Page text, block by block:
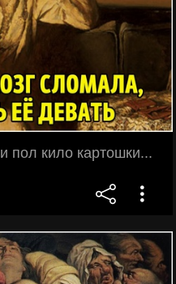
пол кило картошки...